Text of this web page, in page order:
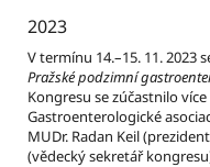
2023
V termínu 14.–15. 11. 2023
Pražské podzimní
Kongresu se zúčastnilo
Gastroenterologické
MUDr. Radan Keil
(vědecký sekretář